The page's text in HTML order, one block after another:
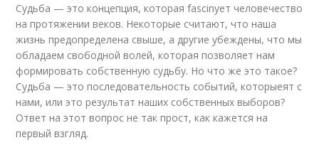
Судьба — это концепция, которая fascinует человечество
на протяжении веков. Некоторые считают, что наша
жизнь предопределена свыше, а другие убеждены, что мы
обладаем свободной волей, которая позволяет нам
формировать собственную судьбу. Но что же это такое?
Судьба — это последовательность событий, которыеят с
нами, или это результат наших собственных выборов?
Ответ на этот вопрос не так прост, как кажется на
первый взгляд.